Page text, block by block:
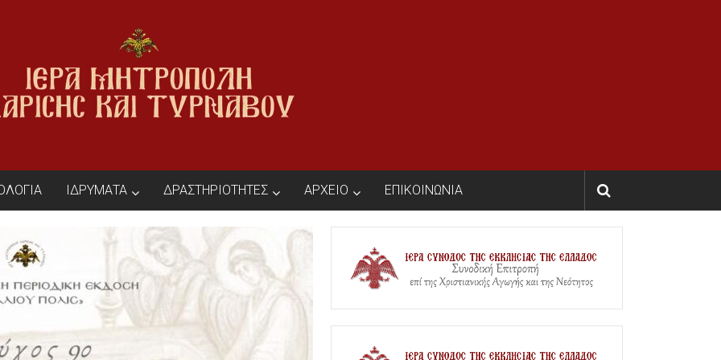
ΙΔΡΥΜΑΤΑ ΔΡΑΣΤΗΡΙΟΤΗΤΕΣ ΑΡΧΕΙΟ ΕΠΙΚΟΙΝΩΝΙΑ